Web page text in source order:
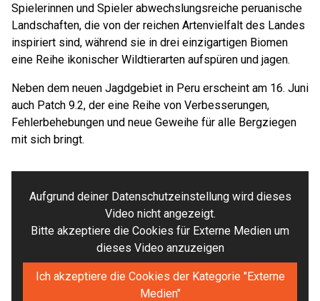
Spielerinnen und Spieler abwechslungsreiche peruanische
Landschaften, die von der reichen Artenvielfalt des Landes
inspiriert sind, während sie in drei einzigartigen Biomen
eine Reihe ikonischer Wildtierarten aufspüren und jagen.
Neben dem neuen Jagdgebiet in Peru erscheint am 16. Juni
auch Patch 9.2, der eine Reihe von Verbesserungen,
Fehlerbehebungen und neue Geweihe für alle Bergziegen
mit sich bringt.
Aufgrund deiner Datenschutzeinstellung wird dieses
Video nicht angezeigt.
Bitte akzeptiere die Cookies für Externe Medien um
dieses Video anzuzeigen
Ich akzeptiere die Cookies der Kategorie "Externe
Medien"